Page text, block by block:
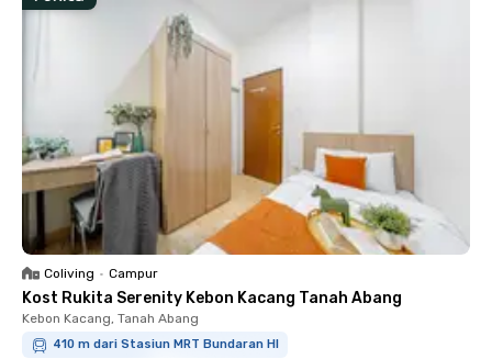
Coliving • Campur
Kost Rukita Serenity Kebon Kacang Tanah Abang
Kebon Kacang, Tanah Abang
410 m dari Stasiun MRT Bundaran HI